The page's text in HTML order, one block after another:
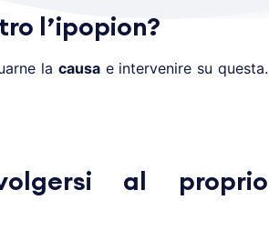
l’ipopion?
la causae intervenire su questa.
al proprio